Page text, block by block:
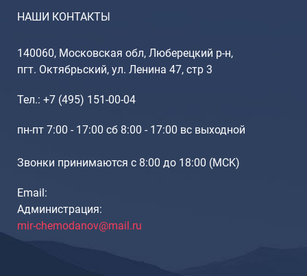
НАШИ КОНТАКТЫ
140060, Московская обл, Люберецкий р-н,
пгт. Октябрьский, ул. Ленина 47, стр 3
Тел.: +7 (495) 151-00-04
пн-пт 7:00 - 17:00 сб 8:00 - 17:00 вс выходной
Звонки принимаются с 8:00 до 18:00 (МCK)
Email:
Администрация:
mir-chemodanov@mail.ru